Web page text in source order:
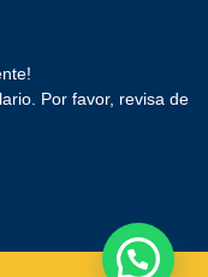
Por favor, revisa de